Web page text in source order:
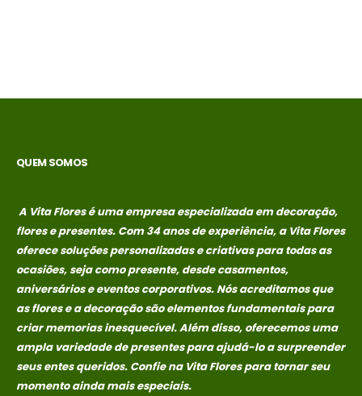
QUEM SOMOS
A Vita Flores é uma empresa especializada em decoração,
flores e presentes. Com 34 anos de experiência, a Vita Flores
oferece soluções personalizadas e criativas para todas as
ocasiões, seja como presente, desde casamentos,
aniversários e eventos corporativos. Nós acreditamos que
as flores e a decoração são elementos fundamentais para
criar memoriasinesquecível. Além disso, oferecemos uma
ampla variedade de presentes para ajudá-lo a surpreender
seus entes queridos. Confie na Vita Flores para tornar seu
momento ainda mais especiais.